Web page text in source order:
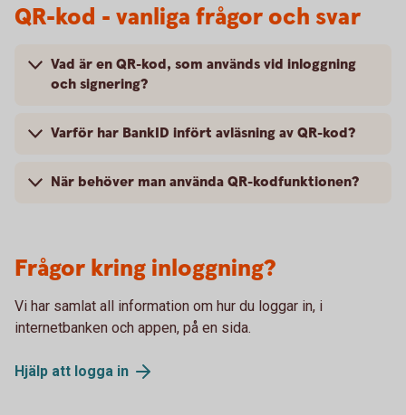
QR-kod - vanliga frågor och svar
Vad är en QR-kod, som används vid inloggning
och signering?
Varför har BankID infört avläsning av QR-kod?
När behöver man använda QR-kodfunktionen?
Frågor kring inloggning?
Vi har samlat all information om hur du loggar in, i
internetbanken och appen, på en sida.
Hjälp att logga in